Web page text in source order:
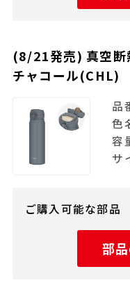
(8/21発売) 真空断
チャコール(CHL)
品
色
容
サ
ご購入可能な部品
部